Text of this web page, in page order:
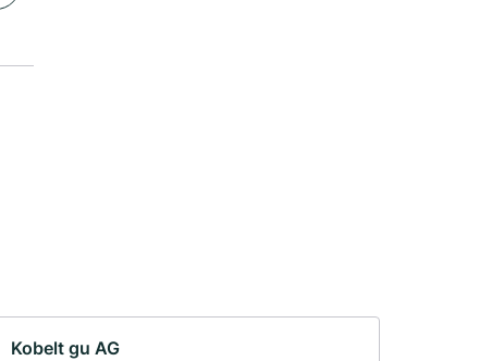
Kobelt gu AG